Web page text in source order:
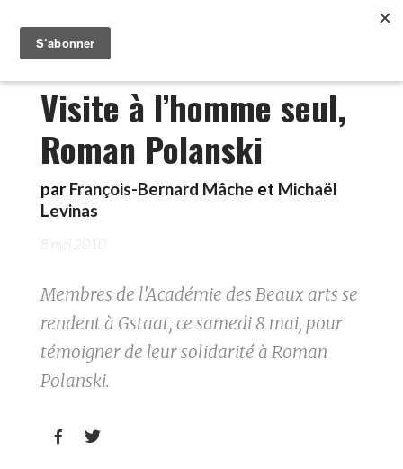
Visite à l’homme seul,
Roman Polanski
par François-Bernard Mâche et Michaël
Levinas
8 mai 2010
Membres de l'Académie des Beaux arts se
rendent à Gstaat, ce samedi 8 mai, pour
témoigner de leur solidarité à Roman
Polanski.
 